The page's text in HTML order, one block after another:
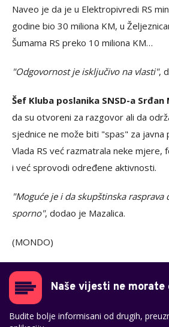
Naveo je da je u Elektropivredi RS
godine bio 30 miliona KM, u
Šumama RS preko 10 miliona KM…
"Odgovornost je isključivo na vlasti",
Šef Kluba poslanika SNSD-a Srđan
da su otvoreni za razgovor ali da
sjednice ne može biti "spas" za javna
Vlada RS već razmatrala neke mjere,
i već sprovodi određene aktivnosti.
"Moguće je i da skupštinska
sporno", dodao je Mazalica.
(MONDO)
Naše vijesti ne
Budite bolje informisani od drugih,